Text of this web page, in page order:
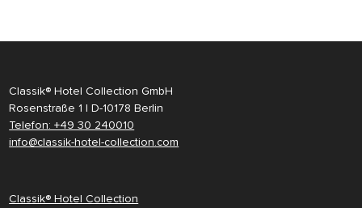
Classik® Hotel Collection GmbH
Rosenstraße 1 | D-10178 Berlin
Telefon: +49 30 240010
info@classik-hotel-collection.com
Classik® Hotel Collection